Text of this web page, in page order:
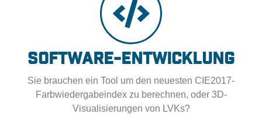
Software-entwicklung
Sie brauchen ein Tool um den neuesten CIE2017-
Farbwiedergabeindex zu berechnen, oder 3D-
Visualisierungen von LVKs?